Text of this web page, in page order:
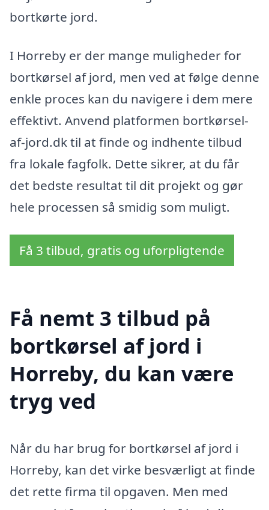
bortkørte jord.
I Horreby er der mange muligheder for
bortkørsel af jord, men ved at følge denne
enkle proces kan du navigere i dem mere
effektivt. Anvend platformen bortkørsel-
af-jord.dk til at finde og indhente tilbud
fra lokale fagfolk. Dette sikrer, at du får
det bedste resultat til dit projekt og gør
hele processen så smidig som muligt.
Få 3 tilbud, gratis og uforpligtende
Få nemt 3 tilbud på
bortkørsel af jord i
Horreby, du kan være
tryg ved
Når du har brug for bortkørsel af jord i
Horreby, kan det virke besværligt at finde
det rette firma til opgaven. Men med